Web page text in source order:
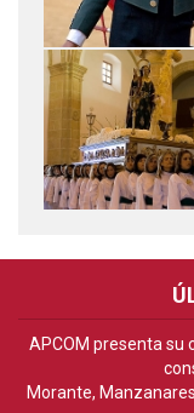
APCOM presenta su
Morante,